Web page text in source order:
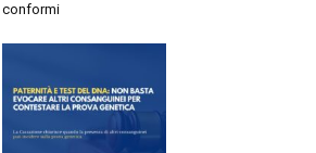
conformi